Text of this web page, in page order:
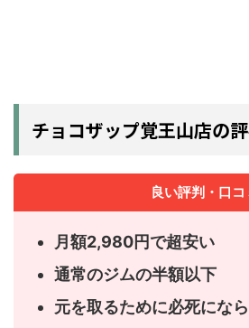
チョコザップ覚王山店の
良い評判・口コ
月額2,980円で超安い
通常のジムの半額以下
元を取るために必死にな